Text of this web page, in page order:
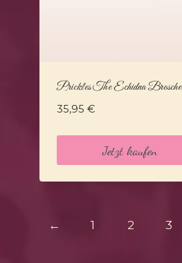
Prickles The Echidna Brosche
35,95 €
Jetzt kaufen
← 1 2 3